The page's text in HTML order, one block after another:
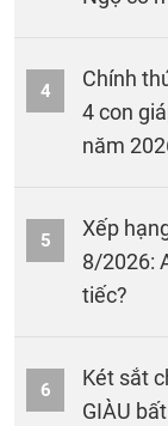
4
Chính
4 con
năm
5
Xếp
8/2026:
tiếc?
6
Két sắt
GIÀU